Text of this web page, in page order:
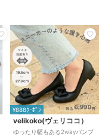
¥888ｸｰﾎﾟﾝ
velikoko(ヴェリココ）
ゆったり幅もある2wayパンプ